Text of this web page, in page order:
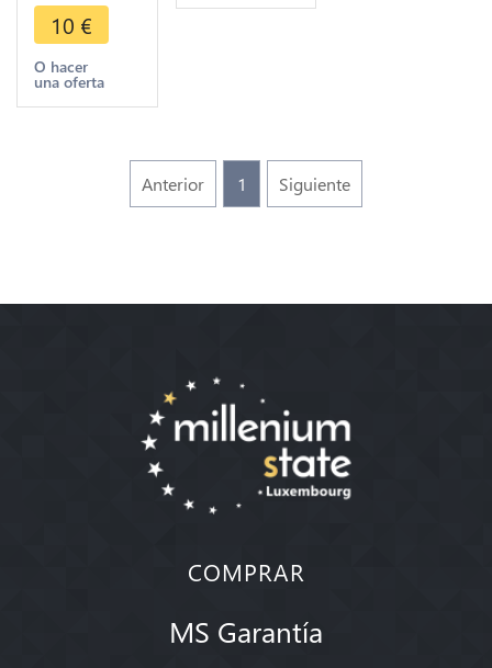
1993 UNC -
>Make
offer
10 €
O hacer
una oferta
Anterior 1 Siguiente
COMPRAR
MS Garantía